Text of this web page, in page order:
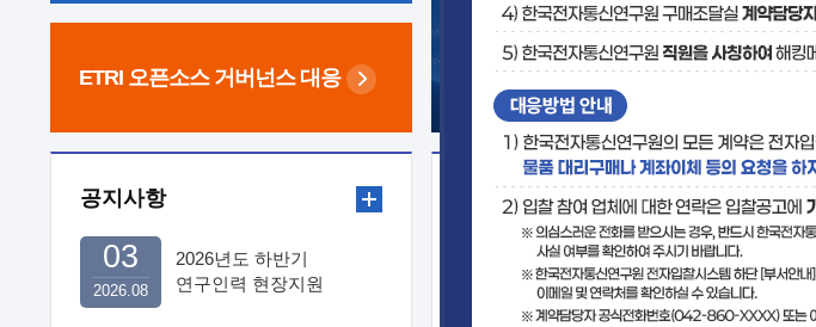
ETRI 오픈소스 거버넌스 대응
공지사항
2026년도 하반기
연구인력 현장지원
2026.08
03
보도자료